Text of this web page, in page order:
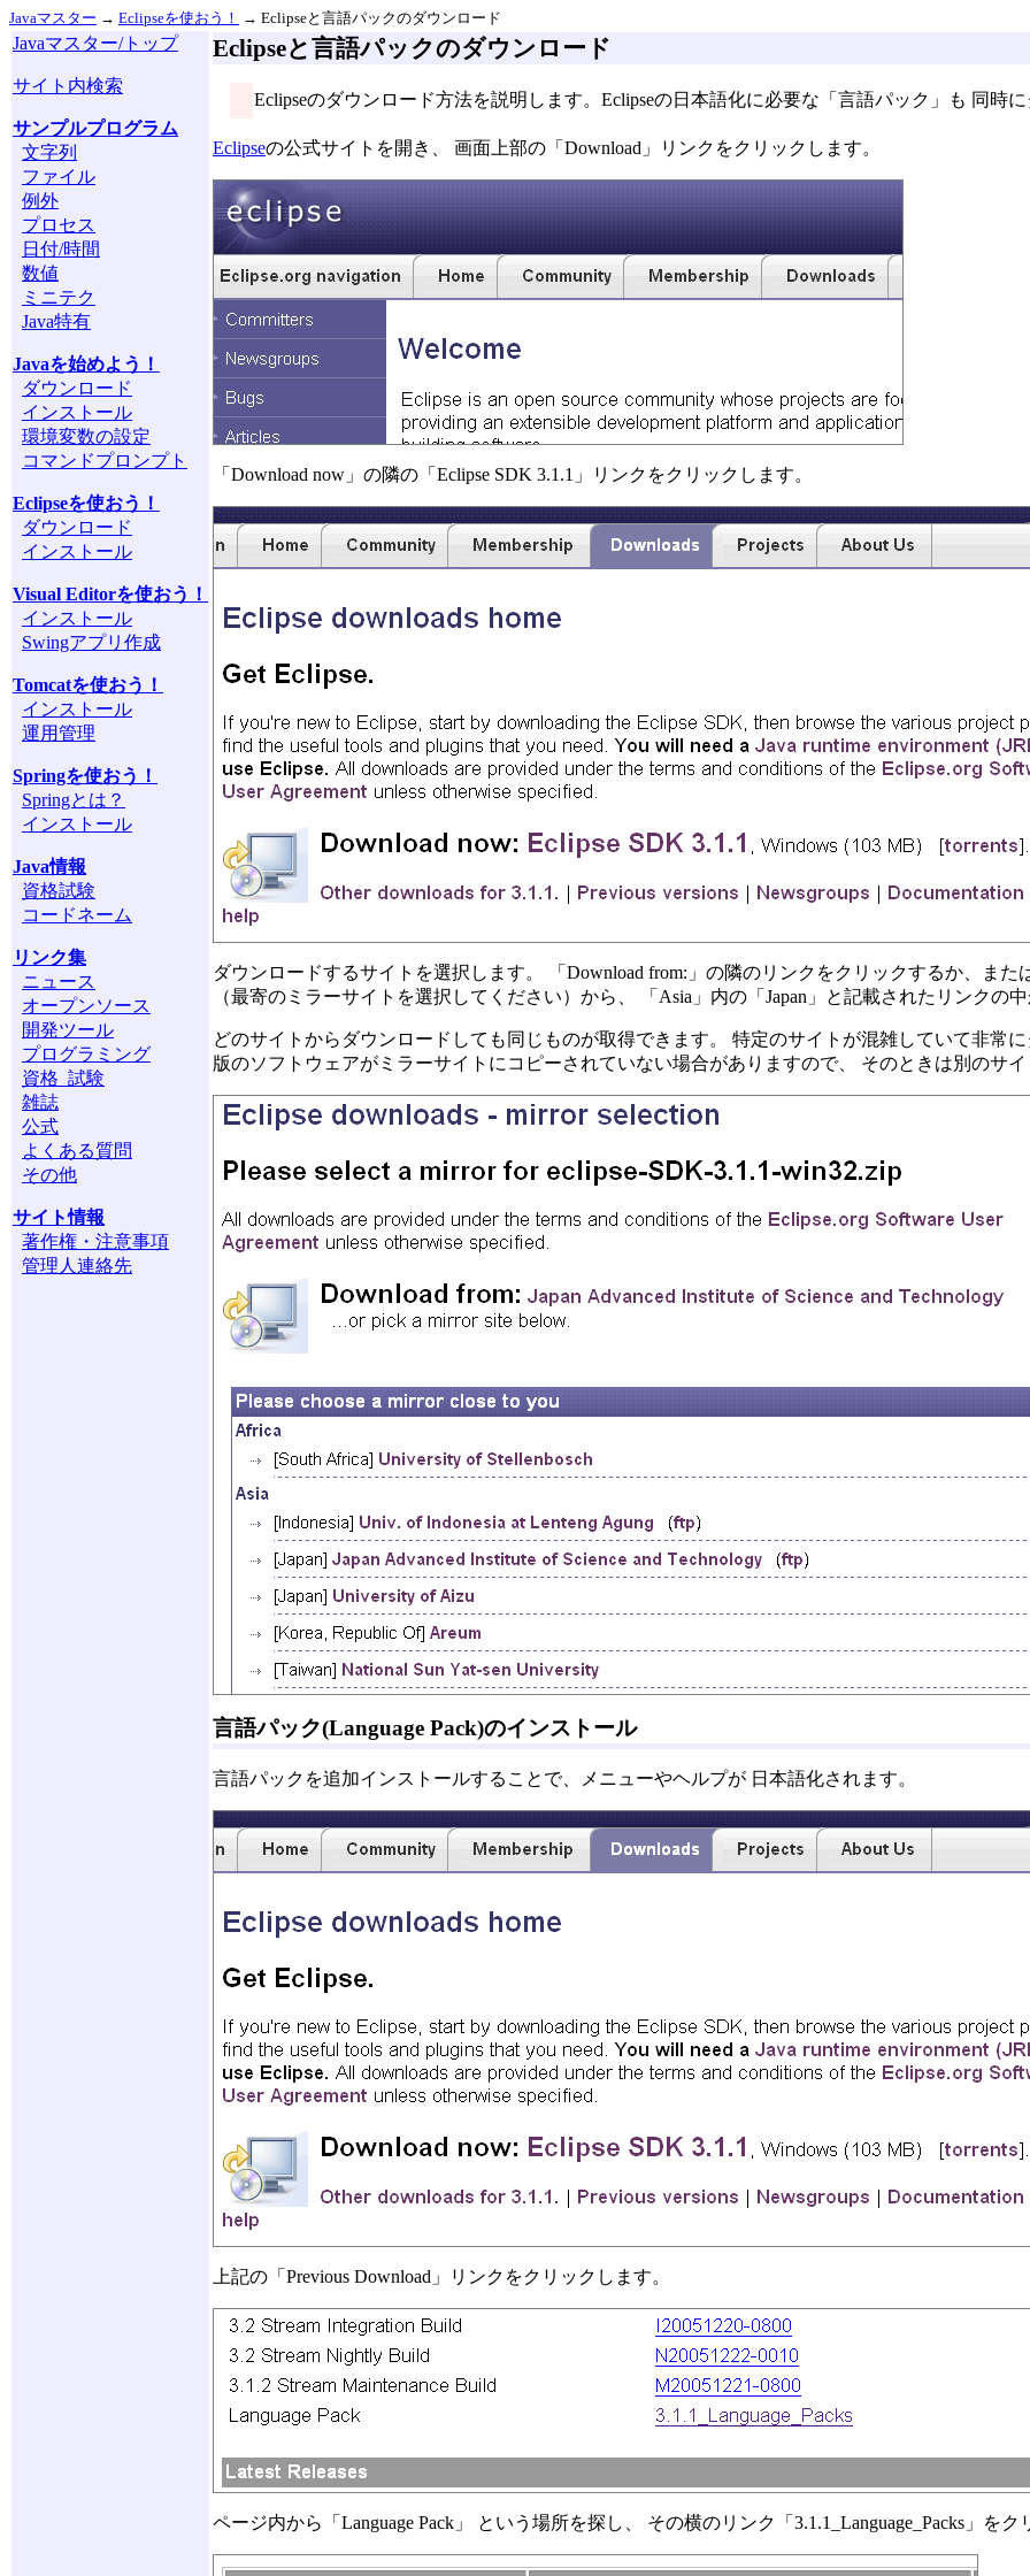
Javaマスター → Eclipseを使おう！ → Eclipseと言語パックのダウンロード
Javaマスター/トップ
サイト内検索
サンプルプログラム
文字列
ファイル
例外
プロセス
日付/時間
数値
ミニテク
Java特有
Javaを始めよう！
ダウンロード
インストール
環境変数の設定
コマンドプロンプト
Eclipseを使おう！
ダウンロード
インストール
Visual Editorを使おう！
インストール
Swingアプリ作成
Tomcatを使おう！
インストール
運用管理
Springを使おう！
Springとは？
インストール
Java情報
資格試験
コードネーム
リンク集
ニュース
オープンソース
開発ツール
プログラミング
資格 試験
雑誌
公式
よくある質問
その他
サイト情報
著作権・注意事項
管理人連絡先
Eclipseと言語パックのダウンロード
Eclipseのダウンロード方法を説明します。Eclipseの日本語化に必要な「言語パック」も 同時に
Eclipseの公式サイトを開き、 画面上部の「Download」リンクをクリックします。
「Download now」の隣の「Eclipse SDK 3.1.1」リンクをクリックします。
ダウンロードするサイトを選択します。 「Download from:」の隣のリンクをクリックするか、または
（最寄のミラーサイトを選択してください）から、 「Asia」内の「Japan」と記載されたリンクの
どのサイトからダウンロードしても同じものが取得できます。 特定のサイトが混雑していて非常
版のソフトウェアがミラーサイトにコピーされていない場合がありますので、 そのときは別のサイ
言語パック(Language Pack)のインストール
言語パックを追加インストールすることで、メニューやヘルプが 日本語化されます。
上記の「Previous Download」リンクをクリックします。
ページ内から「Language Pack」 という場所を探し、 その横のリンク「3.1.1_Language_Packs」をク